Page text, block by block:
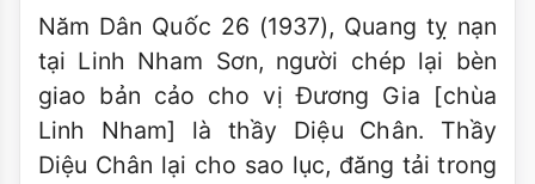
Năm Dân Quốc 26 (1937), Quang tỵ nạn
tại Linh Nham Sơn, người chép lại bèn
giao bản cảo cho vị Đương Gia [chùa
Linh Nham] là thầy Diệu Chân. Thầy
Diệu Chân lại cho sao lục, đăng tải trong